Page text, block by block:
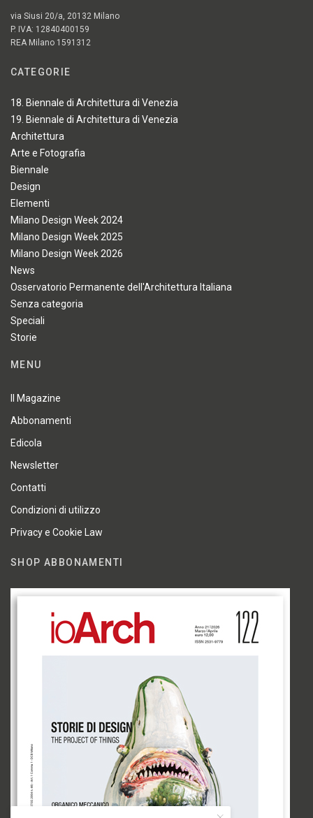
via Siusi 20/a, 20132 Milano
P. IVA: 12840400159
REA Milano 1591312
CATEGORIE
18. Biennale di Architettura di Venezia
19. Biennale di Architettura di Venezia
Architettura
Arte e Fotografia
Biennale
Design
Elementi
Milano Design Week 2024
Milano Design Week 2025
Milano Design Week 2026
News
Osservatorio Permanente dell'Architettura Italiana
Senza categoria
Speciali
Storie
MENU
Il Magazine
Abbonamenti
Edicola
Newsletter
Contatti
Condizioni di utilizzo
Privacy e Cookie Law
SHOP ABBONAMENTI